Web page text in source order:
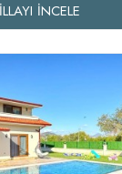
İNCELE